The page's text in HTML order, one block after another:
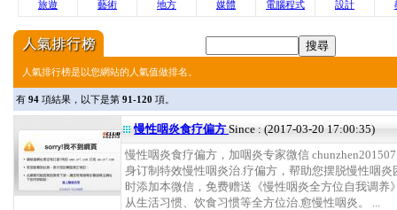
旅遊 藝術 地方 媒體 電腦程式 設計
人氣排行榜是以您網站的人氣值做排名。
有 94 項結果，以下是第 91-120 項。
慢性咽炎食疗偏方 Since : (2017-03-20 17:00:35)
慢性咽炎食疗偏方，加咽炎专家微信
身订制特效慢性咽炎治.疗偏方，帮助您摆脱慢性咽炎
时添加本微信，免费赠送《慢性咽炎全方位自我调养
从生活习惯、饮食习惯等全方位治.愈慢性咽炎。 ...